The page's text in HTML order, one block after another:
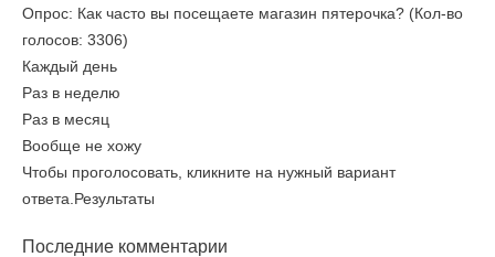
Опрос: Как часто вы посещаете магазин пятерочка? (Кол-во
голосов: 3306)
Каждый день
Раз в неделю
Раз в месяц
Вообще не хожу
Чтобы проголосовать, кликните на нужный вариант
ответа. Результаты
Последние комментарии